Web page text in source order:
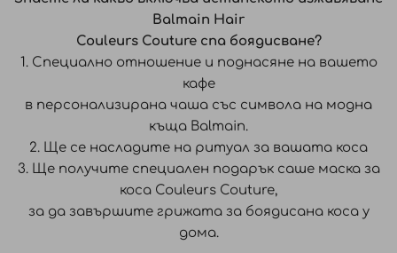
Balmain Hair
Couleurs Couture спа боядисване?
1. Специално отношение и поднасяне на вашето
кафе
в персонализирана чаша със символа на модна
къща Balmain.
2. Ще се насладите на ритуал за вашата коса
3. Ще получите специален подарък саше маска за
коса Couleurs Couture,
за да завършите грижата за боядисана коса у
дома.